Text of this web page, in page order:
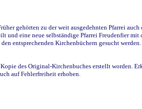
gehörten zu der weit ausgedehnten Pfarrei
und eine neue selbständige Pfarrei Freudenfier
entsprechenden Kirchenbüchern gesucht
des Original-Kirchenbuches erstellt worden.
auf Fehlerfreiheit erhoben.